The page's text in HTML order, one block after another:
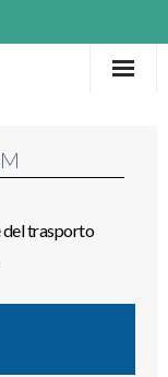
del trasporto